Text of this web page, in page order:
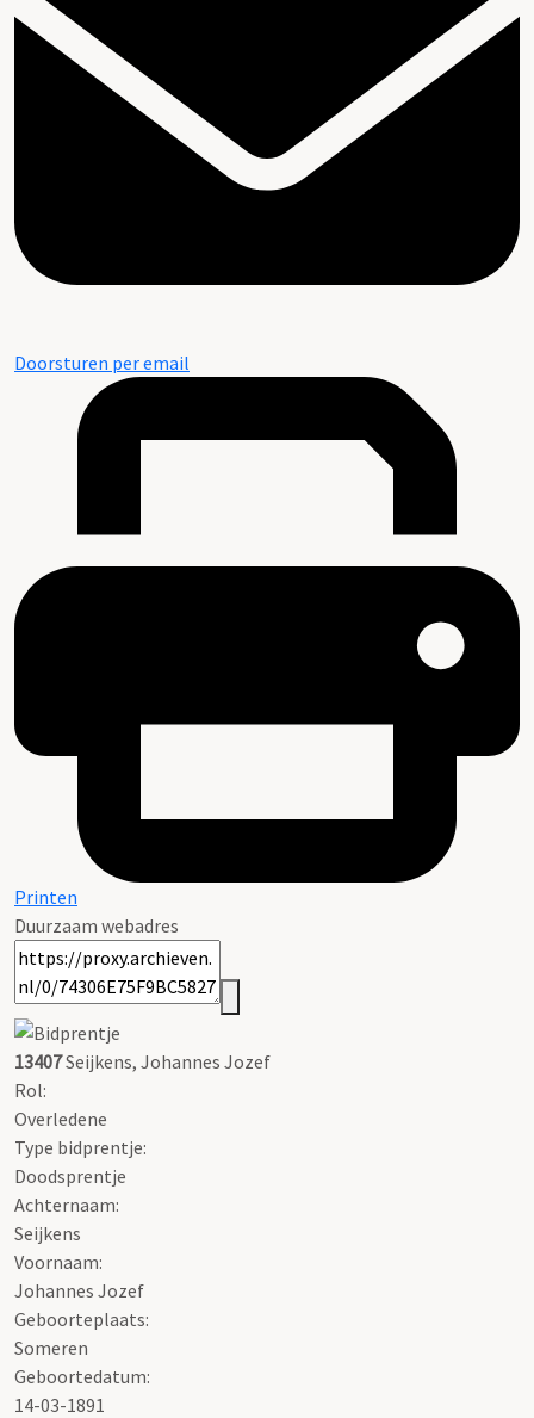
Doorsturen per email
Printen
Duurzaam webadres
13407Seijkens, Johannes Jozef
Rol:
Overledene
Type bidprentje:
Doodsprentje
Achternaam:
Seijkens
Voornaam:
Johannes Jozef
Geboorteplaats:
Someren
Geboortedatum:
14-03-1891